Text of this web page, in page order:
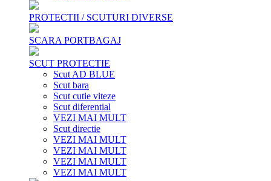
PROTECTII / SCUTURI DIVERSE
SCARA PORTBAGAJ
SCUT PROTECTIE
Scut AD BLUE
Scut bara
Scut cutie viteze
Scut diferential
VEZI MAI MULT
Scut directie
VEZI MAI MULT
VEZI MAI MULT
VEZI MAI MULT
VEZI MAI MULT